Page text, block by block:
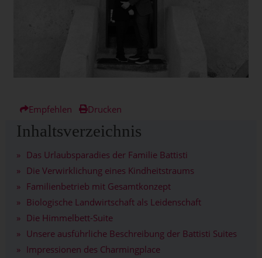
Empfehlen Drucken
Inhaltsverzeichnis
Das Urlaubsparadies der Familie Battisti
Die Verwirklichung eines Kindheitstraums
Familienbetrieb mit Gesamtkonzept
Biologische Landwirtschaft als Leidenschaft
Die Himmelbett-Suite
Unsere ausführliche Beschreibung der Battisti Suites
Impressionen des Charmingplace